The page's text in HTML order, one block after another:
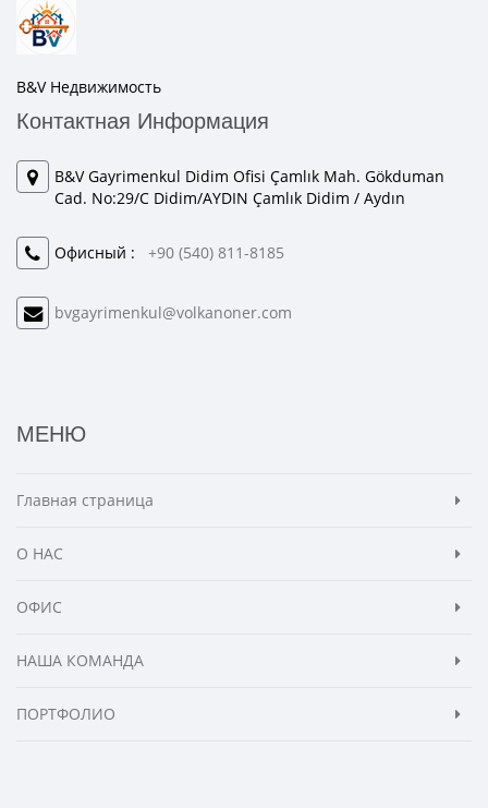
B&V Недвижимость
Контактная Информация
B&V Gayrimenkul Didim Ofisi Çamlık Mah. Gökduman
Cad. No:29/C Didim/AYDIN Çamlık Didim / Aydın
Офисный : +90 (540) 811-8185
bvgayrimenkul@volkanoner.com
МЕНЮ
Главная страница
О НАС
ОФИС
НАША КОМАНДА
ПОРТФОЛИО